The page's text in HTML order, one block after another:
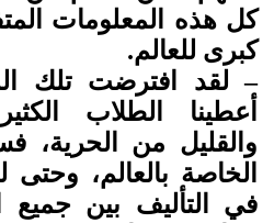
كل هذه المعلومات
كبرى للعالم.
– لقد افترضت تلك
أعطينا الطلاب
والقليل من الحرية،
الخاصة بالعالم،
في التأليف بين جميع